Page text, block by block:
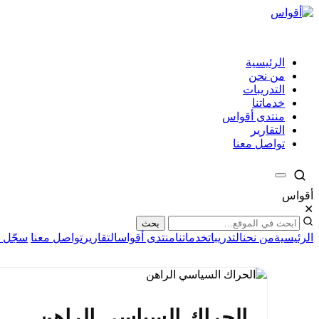
الرئيسية
من نحن
التدريبات
خدماتنا
منتدى أقواس
التقارير
تواصل معنا
أقواس
✕
بحث
الرئيسيةمن نحنالتدريباتخدماتنامنتدى أقواسالتقارير تواصل معنا سجّل